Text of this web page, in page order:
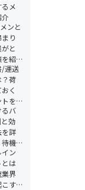
！
メ
ンと
り
と
を紹
/運送
？荷
く
を
るバ
効
を詳
待機
削
るポ
ン
とは
業界
こす